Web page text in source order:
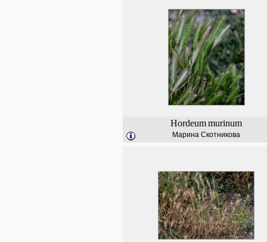
Hordeummurinum
Марина Скотникова